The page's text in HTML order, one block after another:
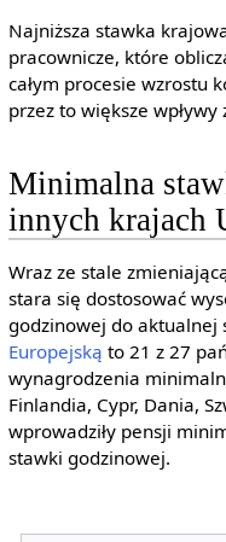
Najniższa stawka
pracownicze, które
całym procesie wzrostu
przez to większe wpływy
Minimalna
innych krajach
Wraz ze stale
stara się dostosować
godzinowej do aktualnej
Europejską to 21 z 27
wynagrodzenia
Finlandia, Cypr, Dania,
wprowadziły pensji
stawki godzinowej.